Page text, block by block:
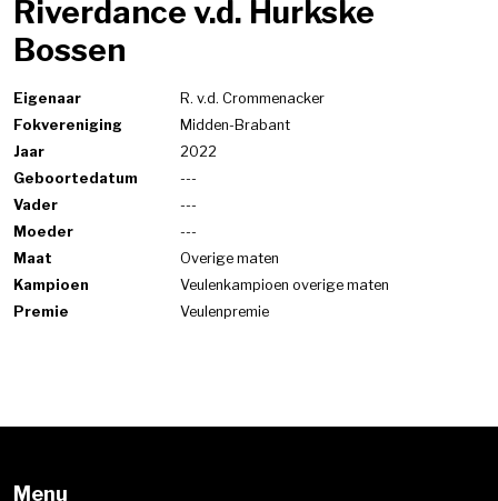
Riverdance v.d. Hurkske
Bossen
Eigenaar
R. v.d. Crommenacker
Fokvereniging
Midden-Brabant
Jaar
2022
Geboortedatum
---
Vader
---
Moeder
---
Maat
Overige maten
Kampioen
Veulenkampioen overige maten
Premie
Veulenpremie
Menu